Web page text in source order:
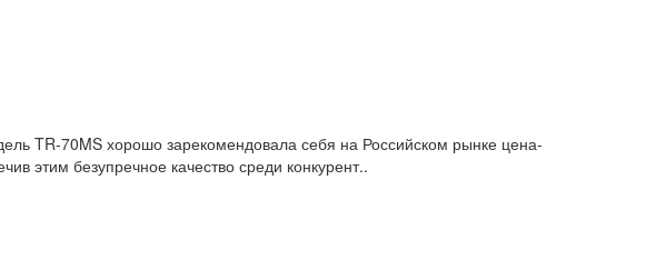
TR-70MS хорошо зарекомендовала себя на Российском рынке цена-
этим безупречное качество среди конкурент..